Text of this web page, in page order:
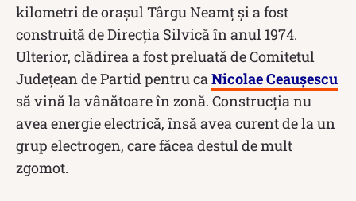
kilometri de oraşul Târgu Neamţ și a fost
construită de Direcţia Silvică în anul 1974.
Ulterior, clădirea a fost preluată de Comitetul
Judeţean de Partid pentru ca Nicolae Ceaușescu
să vină la vânătoare în zonă. Construcția nu
avea energie electrică, însă avea curent de la un
grup electrogen, care făcea destul de mult
zgomot.